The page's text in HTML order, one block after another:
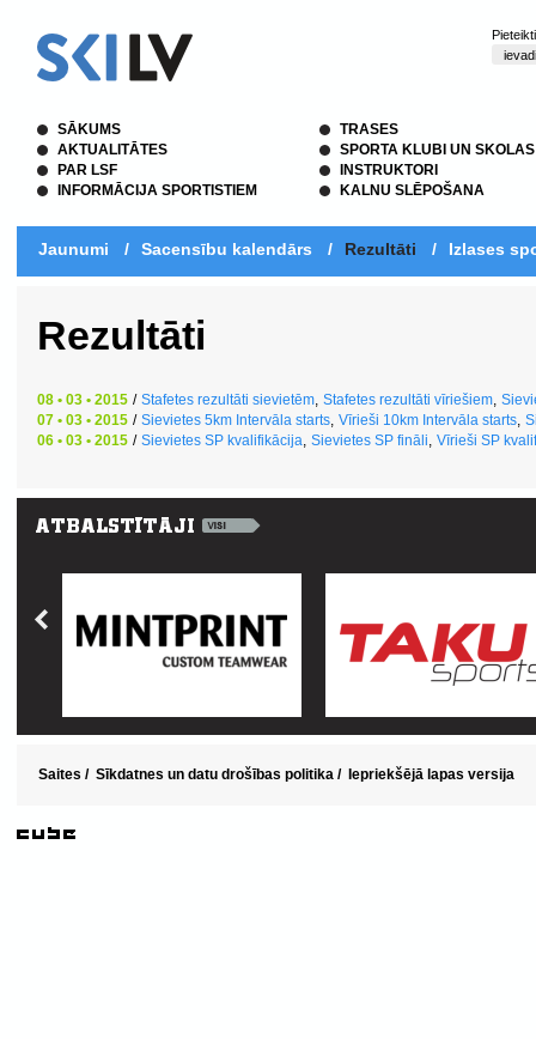
SĀKUMS
AKTUALITĀTES
PAR LSF
INFORMĀCIJA SPORTISTIEM
TRASES
SPORTA KLUBI UN SKOLAS
INSTRUKTORI
KALNU SLĒPOŠANA
Jaunumi / Sacensību kalendārs / Rezultāti / Izlases
Rezultāti
08 • 03 • 2015 / Stafetes rezultāti sievietēm, Stafetes rezultāti vīriešiem,
07 • 03 • 2015 / Sievietes 5km Intervāla starts, Vīrieši 10km Intervāla starts,
06 • 03 • 2015 / Sievietes SP kvalifikācija, Sievietes SP fināli, Vīrieši SP
Saites / Sīkdatnes un datu drošības politika / Iepriekšējā lapas versija